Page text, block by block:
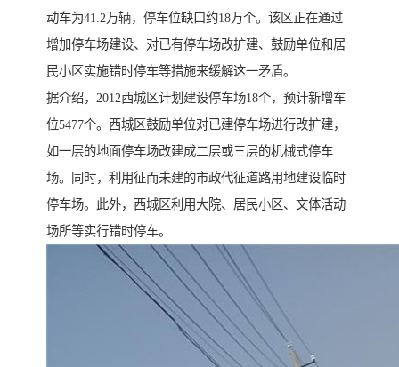
动车为41.2万辆，停车位缺口约18万个。该区正在通过
增加停车场建设、对已有停车场改扩建、鼓励单位和居
民小区实施错时停车等措施来缓解这一矛盾。
据介绍，2012西城区计划建设停车场18个，预计新增车
位5477个。西城区鼓励单位对已建停车场进行改扩建，
如一层的地面停车场改建成二层或三层的机械式停车
场。同时，利用征而未建的市政代征道路用地建设临时
停车场。此外，西城区利用大院、居民小区、文体活动
场所等实行错时停车。